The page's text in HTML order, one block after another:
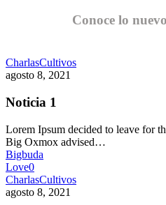
Conoce lo
CharlasCultivos
agosto 8, 2021
Noticia 1
Lorem Ipsum decided to leave for
Big Oxmox advised…
Bigbuda
Love0
CharlasCultivos
agosto 8, 2021